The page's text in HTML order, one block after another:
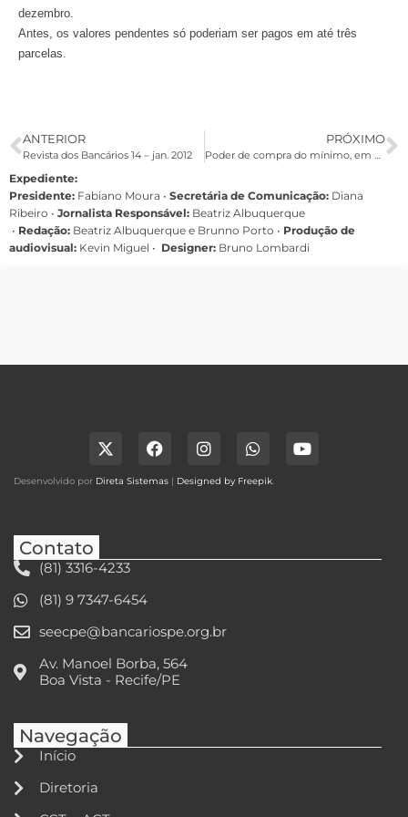
dezembro.
Antes, os valores pendentes só poderiam ser pagos em até três
parcelas.
ANTERIOR
Revista dos Bancários 14 – jan. 2012
PRÓXIMO
Poder de compra do mínimo, em cestas básicas, será o maior desde 1979
Expediente:
Presidente: Fabiano Moura • Secretária de Comunicação: Diana
Ribeiro • Jornalista Responsável: Beatriz Albuquerque
• Redação: Beatriz Albuquerque e Brunno Porto • Produção de
audiovisual: Kevin Miguel • Designer: Bruno Lombardi
Desenvolvido por Direta Sistemas | Designed by Freepik.
Contato
(81) 3316-4233
(81) 9 7347-6454
seecpe@bancariospe.org.br
Av. Manoel Borba, 564
Boa Vista - Recife/PE
Navegação
Início
Diretoria